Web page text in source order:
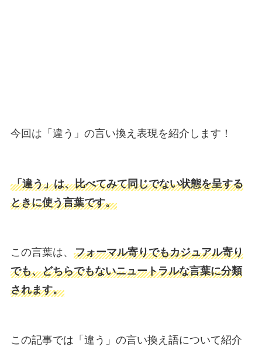
今回は「違う」の言い換え表現を紹介します！
「違う」は、比べてみて同じでない状態を呈する
ときに使う言葉です。
この言葉は、 フォーマル寄りでもカジュアル寄り
でも、どちらでもないニュートラルな言葉に分類
されます。
この記事では「違う」の言い換え語について紹介